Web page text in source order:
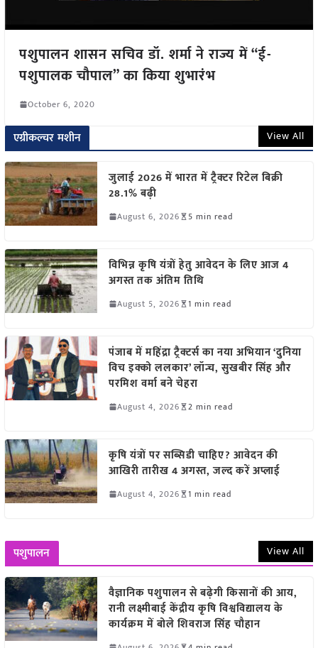
पशुपालन शासन सचिव डॉ. शर्मा ने राज्य में “ई-
पशुपालक चौपाल” का किया शुभारंभ
October 6, 2020
एग्रीकल्चर मशीन View All
जुलाई 2026 में भारत में ट्रैक्टर रिटेल बिक्री
28.1% बढ़ी
August 6, 2026 5 min read
विभिन्न कृषि यंत्रों हेतु आवेदन के लिए आज 4
अगस्त तक अंतिम तिथि
August 5, 2026 1 min read
पंजाब में महिंद्रा ट्रैक्टर्स का नया अभियान ‘दुनिया
विच इक्को ललकार’ लॉन्च, सुखबीर सिंह और
परमिश वर्मा बने चेहरा
August 4, 2026 2 min read
कृषि यंत्रों पर सब्सिडी चाहिए? आवेदन की
आखिरी तारीख 4 अगस्त, जल्द करें अप्लाई
August 4, 2026 1 min read
पशुपालन View All
वैज्ञानिक पशुपालन से बढ़ेगी किसानों की आय,
रानी लक्ष्मीबाई केंद्रीय कृषि विश्वविद्यालय के
कार्यक्रम में बोले शिवराज सिंह चौहान